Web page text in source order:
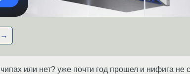
→
или нет? уже почти год прошел и нифига не